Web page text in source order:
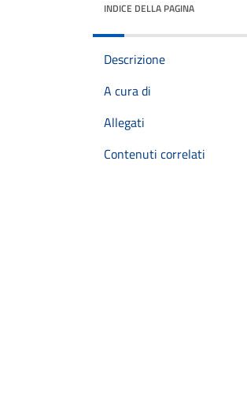
INDICE DELLA PAGINA
Descrizione
A cura di
Allegati
Contenuti correlati